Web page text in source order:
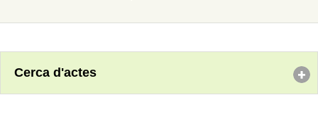
Cerca d'actes